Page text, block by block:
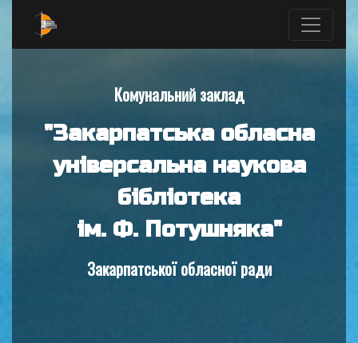
Комунальний заклад
"Закарпатська обласна
універсальна наукова
бібліотека
ім. Ф. Потушняка"
Закарпатської обласної ради